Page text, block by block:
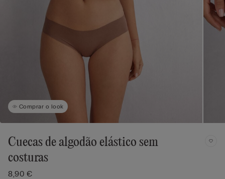
Comprar o look
Cuecas de algodão elástico sem
costuras
8,90 €